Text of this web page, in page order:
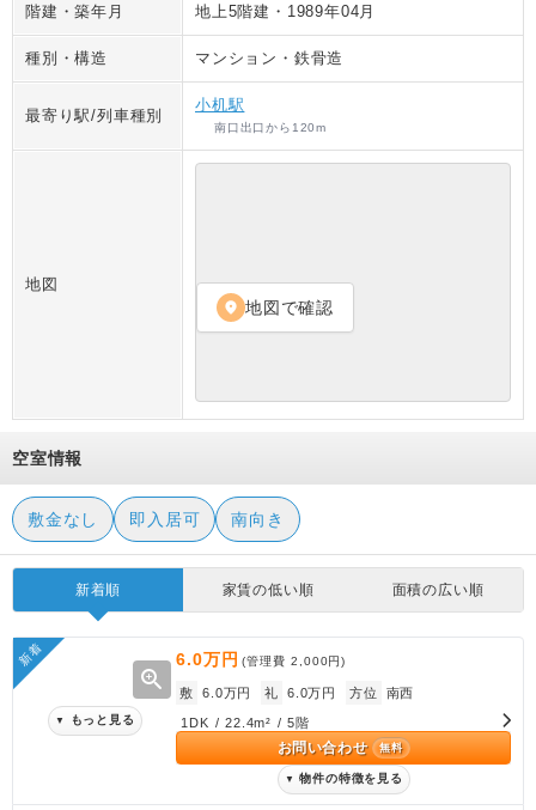
階建・築年月 地上5階建 ・ 1989年04月
種別・構造 マンション ・ 鉄骨造
最寄り駅/列車種別
小机駅
南口出口から 120m
地図
location_on 地図で確認
空室情報
敷金なし 即入居可 南向き
新着順 家賃の低い順 面積の広い順
新着
zoom_in
▼ もっと見る
6.0万円 (管理費2,000円)
敷 6.0万円 礼 6.0万円 方位 南西
1DK / 22.4m² / 5階
お問い合わせ 無料
▼ 物件の特徴を見る